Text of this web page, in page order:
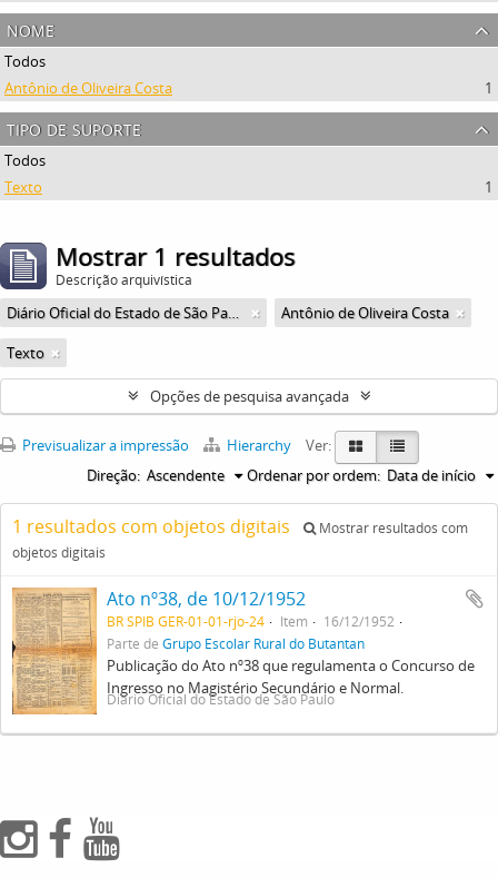
nome
Todos
Antônio de Oliveira Costa
1
tipo de suporte
Todos
Texto
1
Mostrar 1 resultados
Descrição arquivística
Diário Oficial do Estado de São Paulo
Antônio de Oliveira Costa
Texto
Opções de pesquisa avançada
Previsualizar a impressão Hierarchy
Ver:
Ordenar por ordem: Data de início
Direção: Ascendente
1 resultados com objetos digitais
Mostrar resultados com
objetos digitais
Ato nº38, de 10/12/1952
BR SPIB GER-01-01-rjo-24 Item
16/12/1952
Parte deGrupo Escolar Rural do Butantan
Publicação do Ato nº38 que regulamenta o Concurso de
Ingresso no Magistério Secundário e Normal.
Diário Oficial do Estado de São Paulo